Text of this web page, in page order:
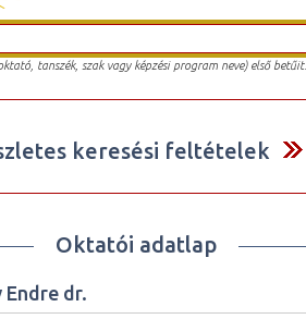
tanszék, szak vagy képzési program neve) első betűit.
keresési feltételek
Oktatói adatlap
Endre dr.